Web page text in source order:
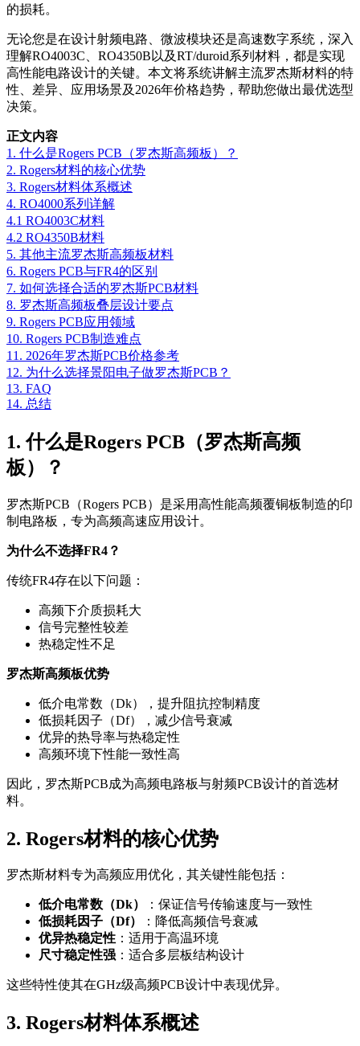
的损耗。
无论您是在设计射频电路、微波模块还是高速数字系统，深入
理解RO4003C、RO4350B以及RT/duroid系列材料，都是实现
高性能电路设计的关键。本文将系统讲解主流罗杰斯材料的特
性、差异、应用场景及2026年价格趋势，帮助您做出最优选型
决策。
正文内容
1. 什么是Rogers PCB（罗杰斯高频板）？
2. Rogers材料的核心优势
3. Rogers材料体系概述
4. RO4000系列详解
4.1 RO4003C材料
4.2 RO4350B材料
5. 其他主流罗杰斯高频板材料
6. Rogers PCB与FR4的区别
7. 如何选择合适的罗杰斯PCB材料
8. 罗杰斯高频板叠层设计要点
9. Rogers PCB应用领域
10. Rogers PCB制造难点
11. 2026年罗杰斯PCB价格参考
12. 为什么选择景阳电子做罗杰斯PCB？
13. FAQ
14. 总结
1. 什么是Rogers PCB（罗杰斯高频
板）？
罗杰斯PCB（Rogers PCB）是采用高性能高频覆铜板制造的印
制电路板，专为高频高速应用设计。
为什么不选择FR4？
传统FR4存在以下问题：
高频下介质损耗大
信号完整性较差
热稳定性不足
罗杰斯高频板优势
低介电常数（Dk），提升阻抗控制精度
低损耗因子（Df），减少信号衰减
优异的热导率与热稳定性
高频环境下性能一致性高
因此，罗杰斯PCB成为高频电路板与射频PCB设计的首选材
料。
2. Rogers材料的核心优势
罗杰斯材料专为高频应用优化，其关键性能包括：
低介电常数（Dk）
：保证信号传输速度与一致性
低损耗因子（Df）
：降低高频信号衰减
优异热稳定性 ：适用于高温环境
尺寸稳定性强 ：适合多层板结构设计
这些特性使其在GHz级高频PCB设计中表现优异。
3. Rogers材料体系概述